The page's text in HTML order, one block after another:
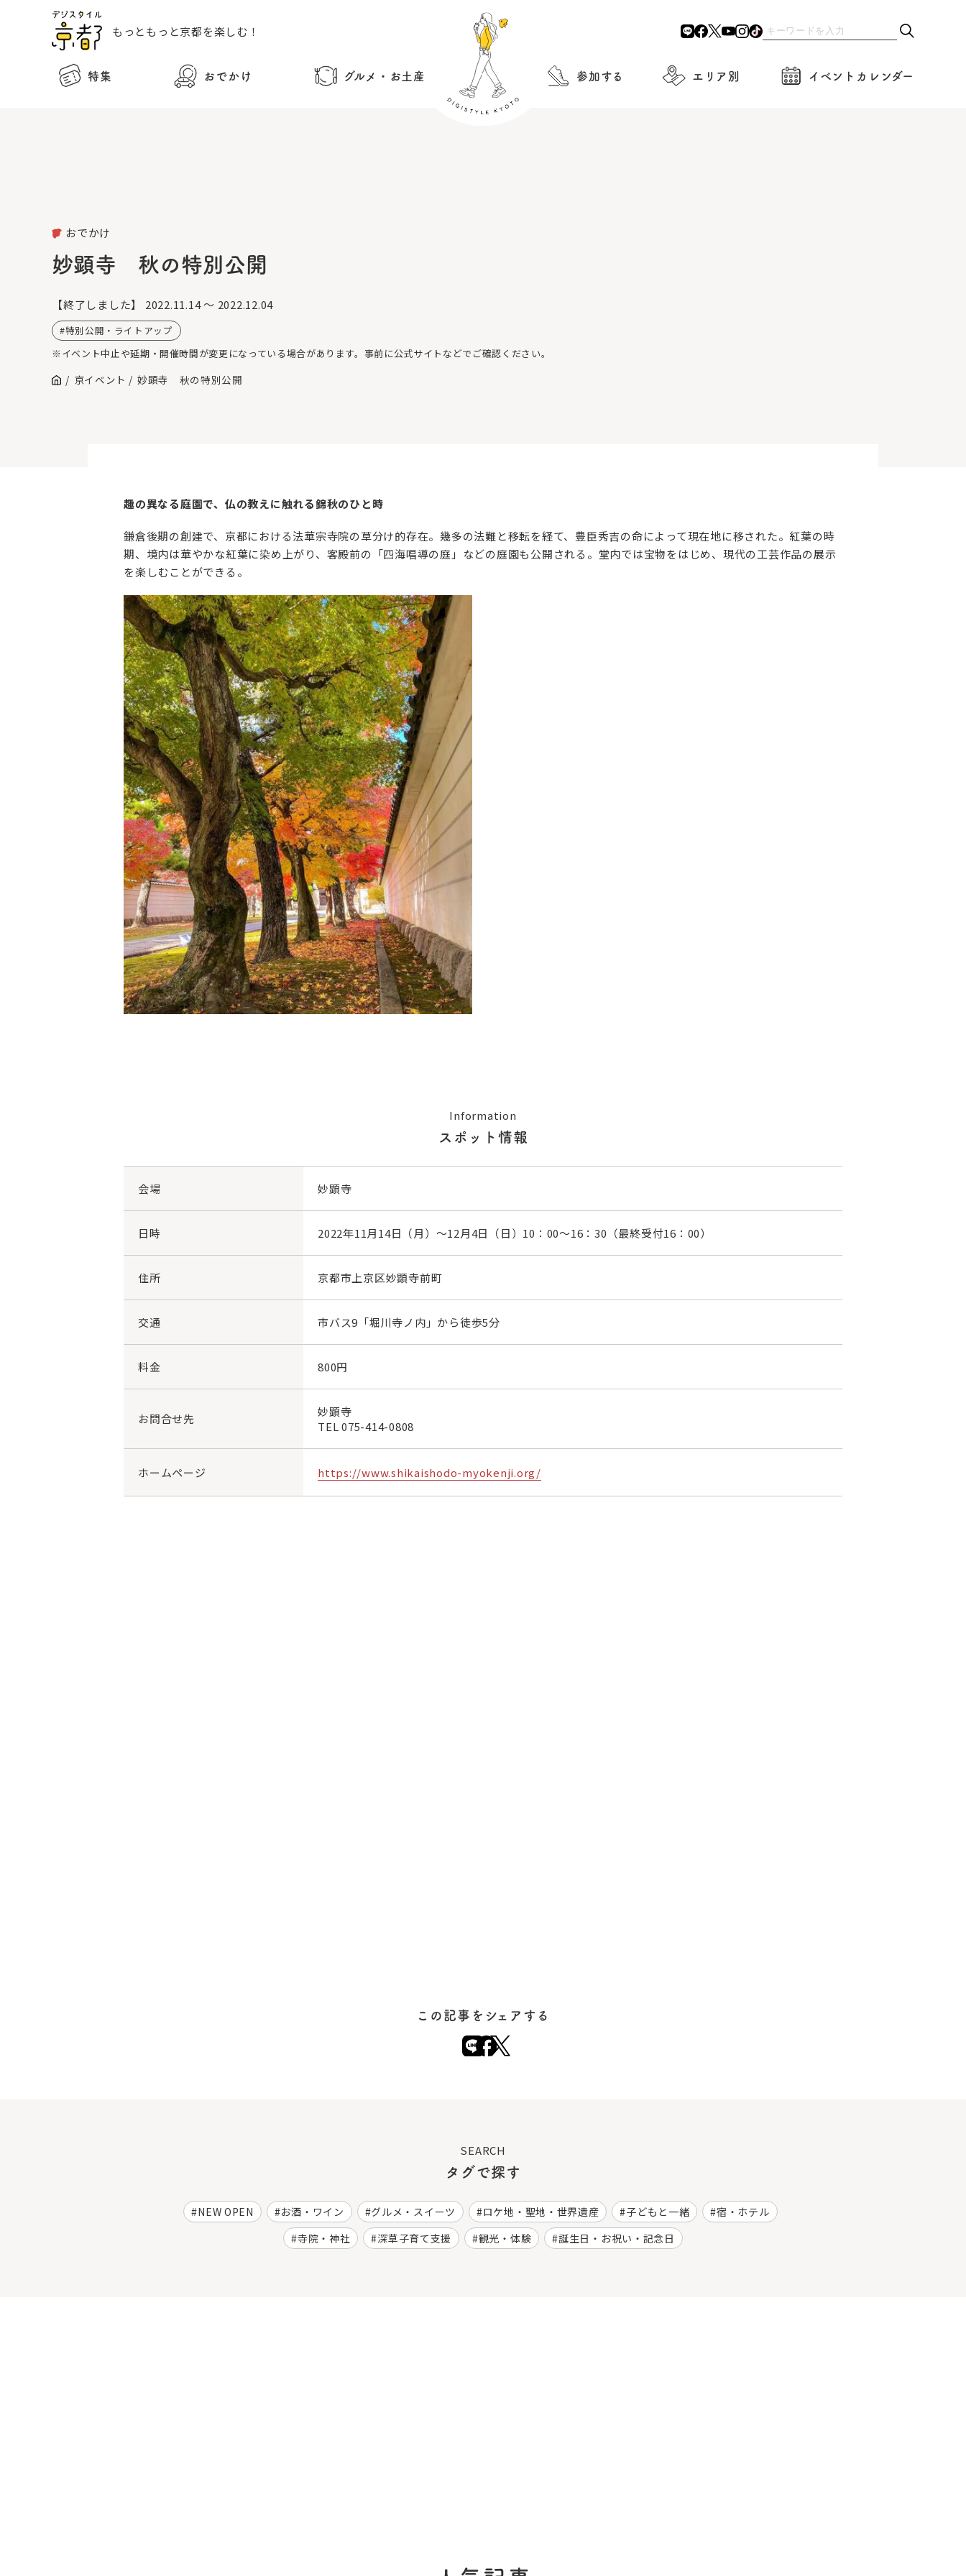
もっともっと京都を楽しむ！
特集 おでかけ グルメ・お土産 参加する エリア別 イベントカレンダー
おでかけ
妙顕寺 秋の特別公開
【終了しました】 2022.11.14 ～ 2022.12.04
特別公開・ライトアップ
※イベント中止や延期・開催時間が変更になっている場合があります。事前に公式サイトなどでご確認ください。
京イベント 妙顕寺 秋の特別公開
趣の異なる庭園で、仏の教えに触れる錦秋のひと時
鎌倉後期の創建で、京都における法華宗寺院の草分け的存在。幾多の法難と移転を経て、豊臣秀吉の命によって現在地に移された。紅葉の時
期、境内は華やかな紅葉に染め上がり、客殿前の「四海唱導の庭」などの庭園も公開される。堂内では宝物をはじめ、現代の工芸作品の展示
を楽しむことができる。
Information
スポット情報
会場 妙顕寺
日時 2022年11月14日（月）～12月4日（日）10：00～16：30（最終受付16：00）
住所 京都市上京区妙顕寺前町
交通 市バス9「堀川寺ノ内」から徒歩5分
料金 800円
お問合せ先
妙顕寺
TEL075-414-0808
ホームページ https://www.shikaishodo-myokenji.org/
この記事をシェアする
SEARCH
タグで探す
NEW OPEN お酒・ワイン グルメ・スイーツ ロケ地・聖地・世界遺産 子どもと一緒
宿・ホテル
寺院・神社
深草子育て支援 観光・体験 誕生日・お祝い・記念日